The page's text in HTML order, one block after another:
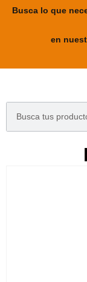
Busca lo que
en